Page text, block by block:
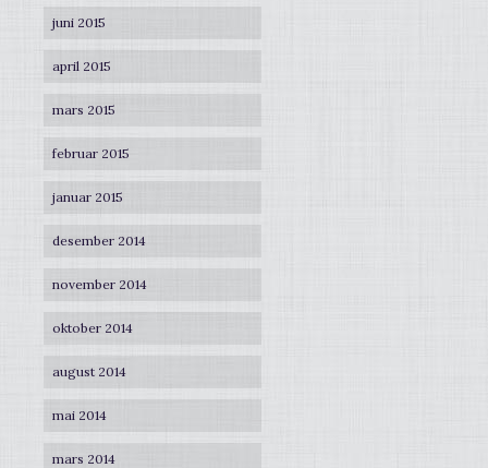
juni 2015
april 2015
mars 2015
februar 2015
januar 2015
desember 2014
november 2014
oktober 2014
august 2014
mai 2014
mars 2014